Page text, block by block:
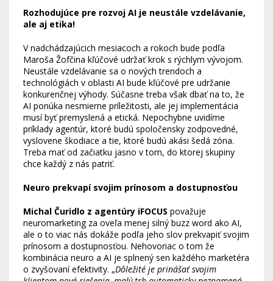
Rozhodujúce pre rozvoj AI je neustále vzdelávanie,
ale aj etika!
V nadchádzajúcich mesiacoch a rokoch bude podľa
Maroša Žofčina kľúčové udržať krok s rýchlym vývojom.
Neustále vzdelávanie sa o nových trendoch a
technológiách v oblasti AI bude kľúčové pre udržanie
konkurenčnej výhody. Súčasne treba však dbať na to, že
AI ponúka nesmierne príležitosti, ale jej implementácia
musí byť premyslená a etická. Nepochybne uvidíme
príklady agentúr, ktoré budú spoločensky zodpovedné,
vyslovene škodiace a tie, ktoré budú akási šedá zóna.
Treba mať od začiatku jasno v tom, do ktorej skupiny
chce každý z nás patriť.
Neuro prekvapí svojim prínosom a dostupnosťou
Michal Čuridlo z agentúry iFOCUS považuje
neuromarketing za oveľa menej silný buzz word ako AI,
ale o to viac nás dokáže podľa jeho slov prekvapiť svojim
prínosom a dostupnosťou. Nehovoriac o tom že
kombinácia neuro a AI je splnený sen každého marketéra
o zvyšovaní efektivity. „Dôležité je prinášať svojim